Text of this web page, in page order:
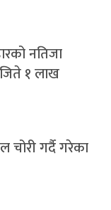
नतिजा
१ लाख
चोरी गर्दै गरेका